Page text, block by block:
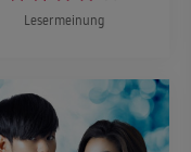
Lesermeinung